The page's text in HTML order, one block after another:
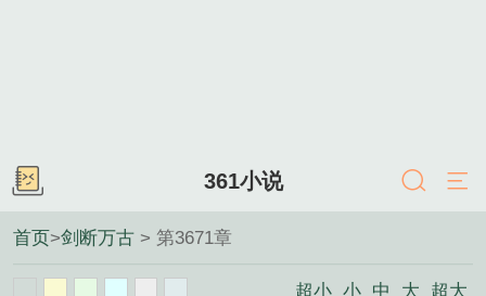
361小说
首页>剑断万古 > 第3671章
超小 小 中 大 超大